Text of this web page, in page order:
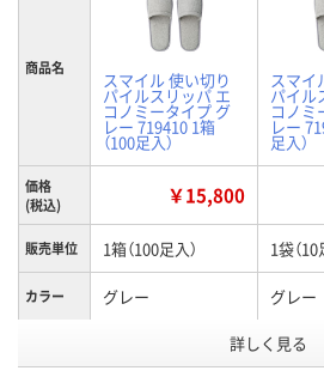
商品名
スマイル 使い切り
パイルスリッパ エ
コノミータイプ グ
レー 719410 1箱
（100足入）
スマイ
パイル
コノミ
レー
足入）
価格
(税込)
￥15,800
販売単位 1箱（100足入） 1袋（10
カラー グレー グレー
AR27007
詳しく見る